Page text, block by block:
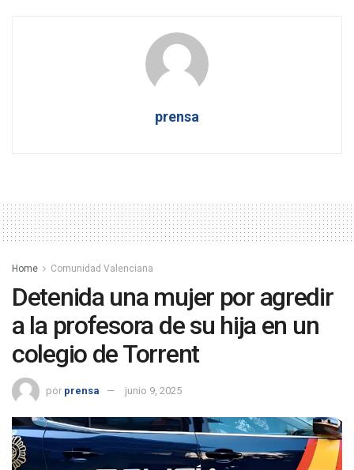
prensa
Home Comunidad Valenciana
Detenida una mujer por agredir
a la profesora de su hija en un
colegio de Torrent
por prensa junio 9, 2025